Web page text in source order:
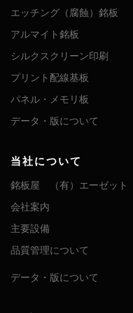
エッチング（腐蝕）銘板
アルマイト銘板
シルクスクリーン印刷
プリント配線基板
パネル・メモリ板
データ・版について
当社について
銘板屋 （有）エーゼット
会社案内
主要設備
品質管理について
データ・版について